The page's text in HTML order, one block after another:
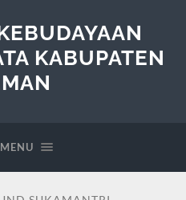
KABUPATEN